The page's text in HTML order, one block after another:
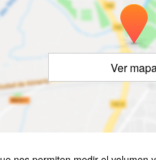
Ver